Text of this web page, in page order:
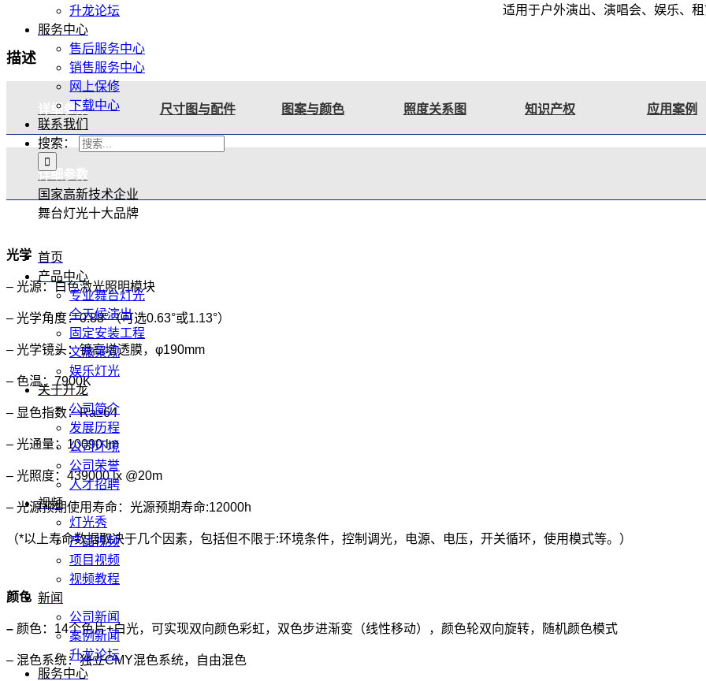
升龙论坛
服务中心
售后服务中心
销售服务中心
网上保修
下载中心
联系我们
搜索：
国家高新技术企业
舞台灯光十大品牌
首页
产品中心
专业舞台灯光
全天候演出
固定安装工程
文旅景观
娱乐灯光
关于升龙
公司简介
发展历程
公司环境
公司荣誉
人才招聘
视频
灯光秀
产品视频
项目视频
视频教程
新闻
公司新闻
案例新闻
升龙论坛
服务中心
适用于户外演出、演唱会、娱乐、
描述
详细参数 尺寸图与配件 图案与颜色 照度关系图 知识产权 应用案例
详细参数
光学
– 光源：白色激光照明模块
– 光学角度：0.88°（可选0.63°或1.13°）
– 光学镜头：镀高增透膜，φ190mm
– 色温：7900K
– 显色指数：Ra≥64
– 光通量：10090 lm
– 光照度：439000 lx @20m
– 光源预期使用寿命：光源预期寿命:12000h
（*以上寿命数据取决于几个因素，包括但不限于:环境条件，控制调光，电源、电压，开关循环，使用模式等。）
颜色
– 颜色：14个色片+白光，可实现双向颜色彩虹，双色步进渐变（线性移动），颜色轮双向旋转，随机颜色模式
– 混色系统：独立CMY混色系统，自由混色